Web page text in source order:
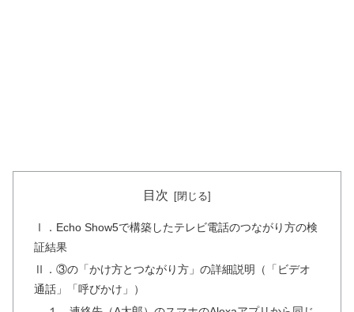
目次
Ⅰ．Echo Show5で構築したテレビ電話のつながり方の検
証結果
Ⅱ．③の「かけ方とつながり方」の詳細説明（「ビデオ
通話」「呼びかけ」）